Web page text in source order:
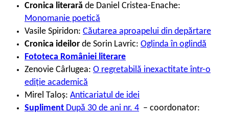
Cronica literară de Daniel Cristea-Enache:
Monomanie poetică
Vasile Spiridon: Căutarea aproapelui din depărtare
Cronica ideilor de Sorin Lavric: Oglinda în oglindă
Fototeca României literare
Zenovie Cârlugea: O regretabilă inexactitate într-o
ediție academică
Mirel Taloș: Anticariatul de idei
Supliment După 30 de ani nr. 4 – coordonator: